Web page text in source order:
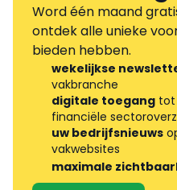
Word één maand
ontdek alle unieke
bieden hebben.
wekelijkse
vakbranche
digitale toegang tot
financiële
uw bedrijfsnieuws
vakwebsites
maximale